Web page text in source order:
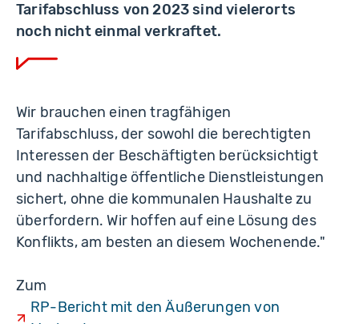
Tarifabschluss von 2023 sind vielerorts
noch nicht einmal verkraftet.
Wir brauchen einen tragfähigen
Tarifabschluss, der sowohl die berechtigten
Interessen der Beschäftigten berücksichtigt
und nachhaltige öffentliche Dienstleistungen
sichert, ohne die kommunalen Haushalte zu
überfordern. Wir hoffen auf eine Lösung des
Konflikts, am besten an diesem Wochenende."
Zum
RP-Bericht mit den Äußerungen von